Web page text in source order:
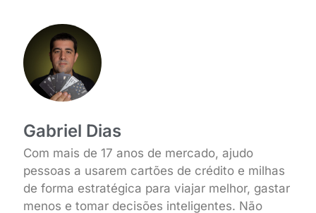
Gabriel Dias
Com mais de 17 anos de mercado, ajudo
pessoas a usarem cartões de crédito e milhas
de forma estratégica para viajar melhor, gastar
menos e tomar decisões inteligentes. Não